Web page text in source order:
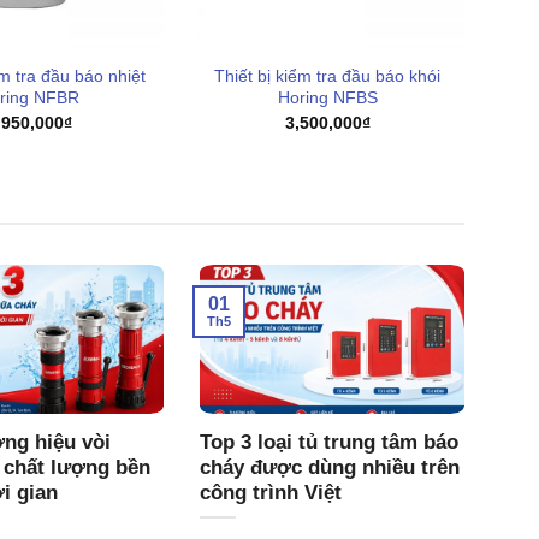
tra đầu báo nhiệt
NFBR
₫
Thiết bị kiểm tra đầu báo khói
Horing NFBS
3,500,000₫
hiệu vòi
lượng bền
gian
Top 3 loại tủ trung tâm báo
cháy được dùng nhiều trên
công trình Việt
01
Th5